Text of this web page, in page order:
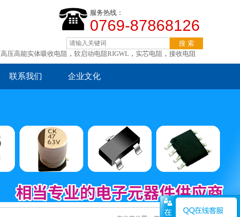
服务热线：
0769-87868126
高压高能实体吸收电阻 ， 软启动电阻RIGWL ， 实芯电阻 ， 接收电阻
联系我们 企业文化